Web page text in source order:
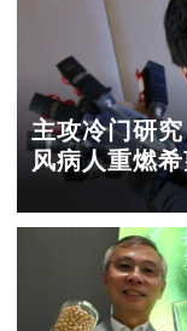
主攻冷门研
风病人重燃